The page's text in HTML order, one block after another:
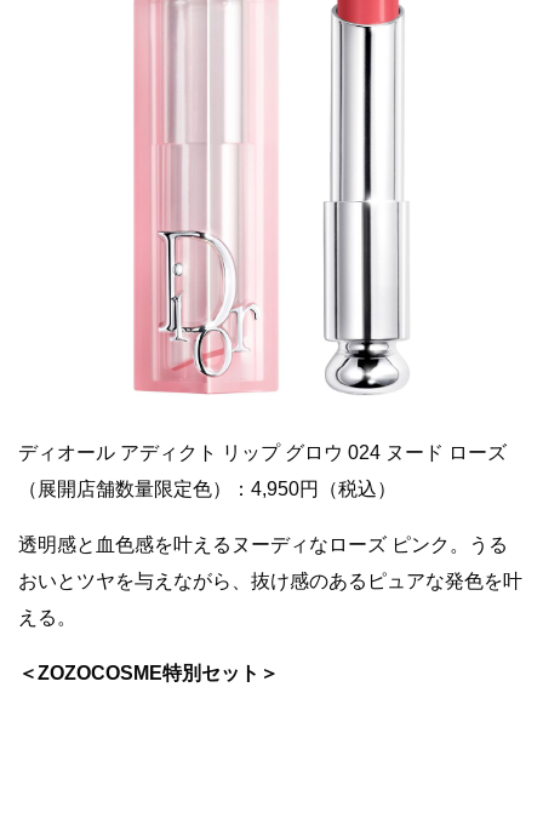
ディオール アディクト リップ グロウ 024 ヌード ローズ
（展開店舗数量限定色）：4,950円（税込）
透明感と血色感を叶えるヌーディなローズ ピンク。うる
おいとツヤを与えながら、抜け感のあるピュアな発色を叶
える。
＜ZOZOCOSME特別セット＞